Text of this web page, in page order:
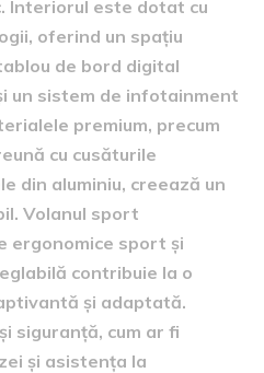
Interiorul este dotat cu
oferind un spațiu
de bord digital
un sistem de infotainment
premium, precum
cu cusăturile
din aluminiu, creează un
Volanul sport
ergonomice sport și
contribuie la o
și adaptată.
siguranță, cum ar fi
și asistența la